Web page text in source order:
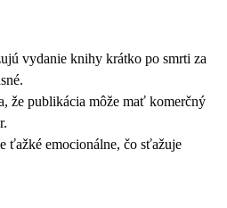
vydanie knihy krátko po smrti za
že publikácia môže mať komerčný
ťažké emocionálne, čo sťažuje